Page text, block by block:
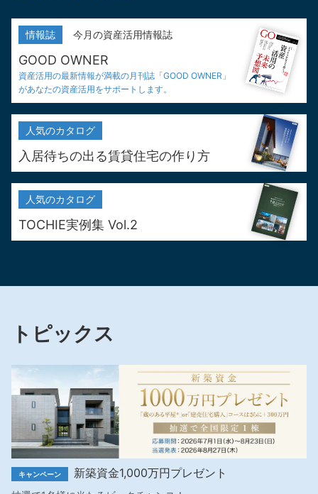
情報誌 今月の資産活用情報誌
GOOD OWNER
資産活用の最新情報が満載の月刊誌「GOOD OWNER」
があなたの資産活用をサポートします。
人気のカタログ
入居待ちの出る賃貸住宅の作り方
人気のカタログ
TOCHIE実例集 Vol.2
トピックス
キャンペーン 新築資金1,000万円プレゼント